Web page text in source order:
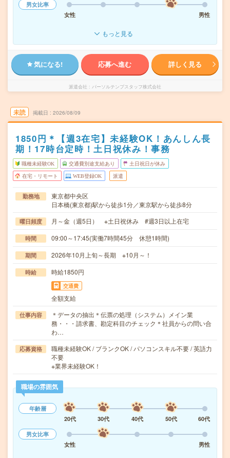
男女比率
女性
男性
もっと見る
気になる! 応募へ進む 詳しく見る
派遣会社 パーソルテンプスタッフ株式会社
未読 掲載日 2026/08/09
1850円＊【週3在宅】未経験OK！あんしん長
期！17時台定時！土日祝休み！事務
職種未経験OK 交通費別途支給あり 土日祝日が休み
在宅・リモート WEB登録OK 派遣
勤務地
東京都中央区
日本橋(東京都)駅から徒歩1分／東京駅から徒歩8分
曜日頻度 月～金（週5日） ※土日祝休み #週3日以上在宅
時間 09:00～17:45(実働7時間45分 休憩1時間)
期間 2026年10月上旬～長期 ※10月～！
時給 時給1850円
交通費
全額支給
仕事内容
＊データの抽出＊伝票の処理（システム）メイン業
務・・・請求書、勘定科目のチェック＊社員からの問い合
わ…
応募資格
職種未経験OK / ブランクOK / パソコンスキル不要 / 英語力
不要
※業界未経験OK！
職場の雰囲気
年齢層
20代
30代 40代 50代
60代
男女比率
女性
男性